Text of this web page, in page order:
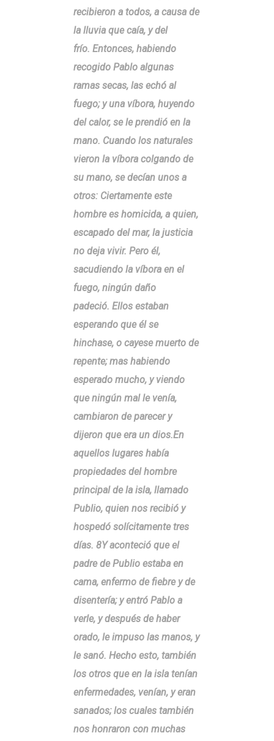
recibieron a todos, a causa de
la lluvia que caía, y del
frío. Entonces, habiendo
recogido Pablo algunas
ramas secas, las echó al
fuego; y una víbora, huyendo
del calor, se le prendió en la
mano. Cuando los naturales
vieron la víbora colgando de
su mano, se decían unos a
otros: Ciertamente este
hombre es homicida, a quien,
escapado del mar, la justicia
no deja vivir. Pero él,
sacudiendo la víbora en el
fuego, ningún daño
padeció. Ellos estaban
esperando que él se
hinchase, o cayese muerto de
repente; mas habiendo
esperado mucho, y viendo
que ningún mal le venía,
cambiaron de parecer y
dijeron que era un dios.En
aquellos lugares había
propiedades del hombre
principal de la isla, llamado
Publio, quien nos recibió y
hospedó solícitamente tres
días. 8Y aconteció que el
padre de Publio estaba en
cama, enfermo de fiebre y de
disentería; y entró Pablo a
verle, y después de haber
orado, le impuso las manos, y
le sanó. Hecho esto, también
los otros que en la isla tenían
enfermedades, venían, y eran
sanados; los cuales también
nos honraron con muchas